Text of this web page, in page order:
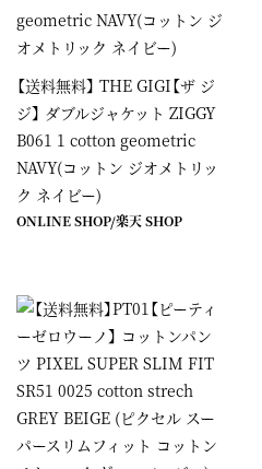
【送料無料】 THE GIGI【ザ ジ
ジ】 ダブルジャケット ZIGGY
B061 1 cotton geometric
NAVY(コットン ジオメトリッ
ク ネイビー)
ONLINE SHOP/楽天 SHOP